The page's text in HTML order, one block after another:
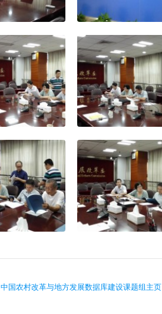
中国农村改革与地方发展数据库建设课题组主页